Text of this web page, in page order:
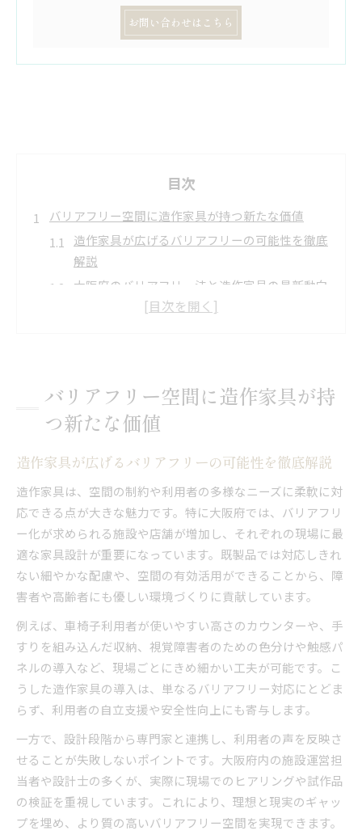
お問い合わせはこちら
目次
バリアフリー空間に造作家具が持つ新たな価値
造作家具が広げるバリアフリーの可能性を徹底
解説
大阪府のバリアフリー法と造作家具の最新動向
障害者も安心できる造作家具選びの要点
快適な施設を叶える造作家具の特徴と工夫
使いやすさ重視の造作家具が快適さを高める理
動線を考えた造作家具配置のポイントとは
大阪府で注目される造作家具のデザイン事例
造作家具に求められるバリアフリー対応の工夫
福祉用具と連携した造作家具の新提案
大阪府のバリアフリー条例を活かす家具選び
大阪府福祉のまちづくり条例と造作家具の関係
条例遵守に役立つ造作家具の選定ポイント
バリアフリー展2026で注目の家具トレンドと
は
造作家具導入時に意識すべき法規制の要点
条例対応を叶える造作家具の実践的な選び方
造作家具で実現する利用者目線の安心設計
利用者の声を反映した造作家具設計のポイント
障害者や高齢者が安心できる家具配置の工夫
大阪府バリアフリー法準拠の造作家具事例
バリアフリー空間に造作家具が持
つ新たな価値
造作家具が広げるバリアフリーの可能性を徹底解説
造作家具は、空間の制約や利用者の多様なニーズに柔軟に対
応できる点が大きな魅力です。特に大阪府では、バリアフリ
ー化が求められる施設や店舗が増加し、それぞれの現場に最
適な家具設計が重要になっています。既製品では対応しきれ
ない細やかな配慮や、空間の有効活用ができることから、障
害者や高齢者にも優しい環境づくりに貢献しています。
例えば、車椅子利用者が使いやすい高さのカウンターや、手
すりを組み込んだ収納、視覚障害者のための色分けや触感パ
ネルの導入など、現場ごとにきめ細かい工夫が可能です。こ
うした造作家具の導入は、単なるバリアフリー対応にとどま
らず、利用者の自立支援や安全性向上にも寄与します。
一方で、設計段階から専門家と連携し、利用者の声を反映さ
せることが失敗しないポイントです。大阪府内の施設運営担
当者や設計士の多くが、実際に現場でのヒアリングや試作品
の検証を重視しています。これにより、理想と現実のギャッ
プを埋め、より質の高いバリアフリー空間を実現できます。